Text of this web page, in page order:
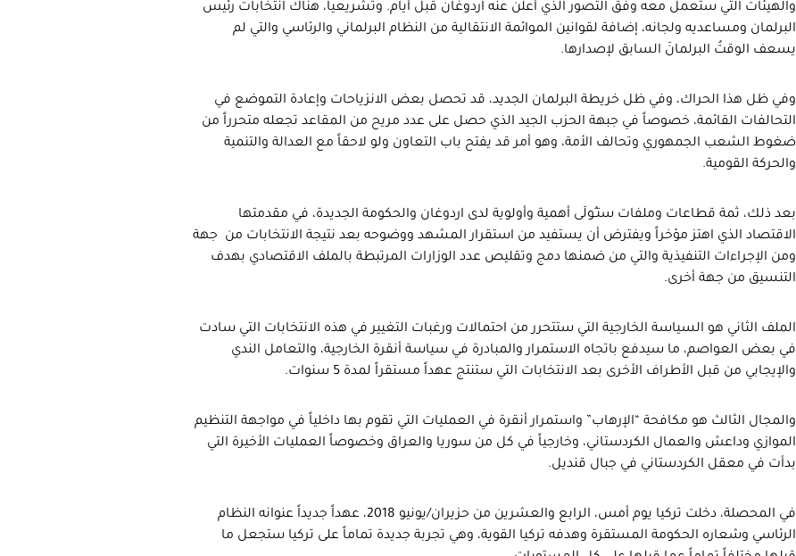
والهيئات التي ستعمل معه وفق التصور الذي أعلن عنه اردوغان قبل أيام. وتشريعياً، هناك انتخابات رئيس
البرلمان ومساعديه ولجانه، إضافة لقوانين الموائمة الانتقالية من النظام البرلماني والرئاسي والتي لم
يسعف الوقتُ البرلمانَ السابق لإصدارها.
وفي ظل هذا الحراك، وفي ظل خريطة البرلمان الجديد، قد تحصل بعض الانزياحات وإعادة التموضع في
التحالفات القائمة، خصوصاً في جبهة الحزب الجيد الذي حصل على عدد مريح من المقاعد تجعله متحرراً من
ضغوط الشعب الجمهوري وتحالف الأمة، وهو أمر قد يفتح باب التعاون ولو لاحقاً مع العدالة والتنمية
والحركة القومية.
بعد ذلك، ثمة قطاعات وملفات ستـُولَى أهمية وأولوية لدى اردوغان والحكومة الجديدة، في مقدمتها
الاقتصاد الذي اهتز مؤخراً ويفترض أن يستفيد من استقرار المشهد ووضوحه بعد نتيجة الانتخابات من جهة
ومن الإجراءات التنفيذية والتي من ضمنها دمج وتقليص عدد الوزارات المرتبطة بالملف الاقتصادي بهدف
التنسيق من جهة أخرى.
الملف الثاني هو السياسة الخارجية التي ستتحرر من احتمالات ورغبات التغيير في هذه الانتخابات التي سادت
في بعض العواصم، ما سيدفع باتجاه الاستمرار والمبادرة في سياسة أنقرة الخارجية، والتعامل الندي
والإيجابي من قبل الأطراف الأخرى بعد الانتخابات التي ستنتج عهداً مستقراً لمدة 5 سنوات.
والمجال الثالث هو مكافحة “الإرهاب” واستمرار أنقرة في العمليات التي تقوم بها داخلياً في مواجهة التنظيم
الموازي وداعش والعمال الكردستاني، وخارجياً في كل من سوريا والعراق وخصوصاً العمليات الأخيرة التي
بدأت في معقل الكردستاني في جبال قنديل.
في المحصلة، دخلت تركيا يوم أمس، الرابع والعشرين من حزيران/يونيو 2018، عهداً جديداً عنوانه النظام
الرئاسي وشعاره الحكومة المستقرة وهدفه تركيا القوية، وهي تجربة جديدة تماماً على تركيا ستجعل ما